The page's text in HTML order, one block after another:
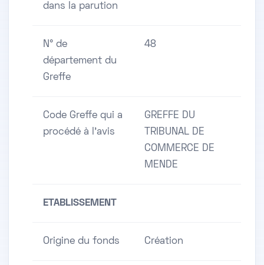
dans la parution
N° de
département du
Greffe
48
Code Greffe qui a
procédé à l'avis
GREFFE DU
TRIBUNAL DE
COMMERCE DE
MENDE
ETABLISSEMENT
Origine du fonds Création